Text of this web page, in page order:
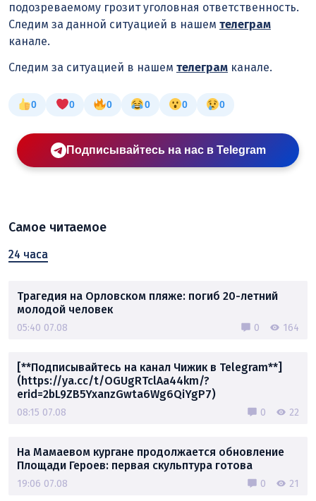
подозреваемому грозит уголовная ответственность.
Следим за данной ситуацией в нашем телеграм
канале.
Следим за ситуацией в нашем телеграм канале.
0 0 0 0 0 0
Подписывайтесь на нас в Telegram
Самое читаемое
24 часа
Трагедия на Орловском пляже: погиб 20-летний
молодой человек
05:40 07.08 0 164
[**Подписывайтесь на канал Чижик в Telegram**]
(https://ya.cc/t/OGUgRTclAa44km/?
erid=2bL9ZB5YxanzGwta6Wg6QiYgP7)
08:15 07.08 0 22
На Мамаевом кургане продолжается обновление
Площади Героев: первая скульптура готова
19:06 07.08 0 21